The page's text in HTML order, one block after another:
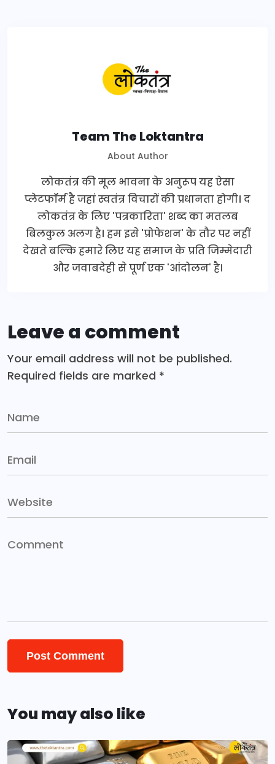
Team The Loktantra
About Author
लोकतंत्र की मूल भावना के अनुरूप यह ऐसा
प्लेटफॉर्म है जहां स्वतंत्र विचारों की प्रधानता होगी। द
लोकतंत्र के लिए 'पत्रकारिता' शब्द का मतलब
बिलकुल अलग है। हम इसे 'प्रोफेशन' के तौर पर नहीं
देखते बल्कि हमारे लिए यह समाज के प्रति जिम्मेदारी
और जवाबदेही से पूर्ण एक 'आंदोलन' है।
Leave a comment
Your email address will not be published.
Required fields are marked *
You may also like